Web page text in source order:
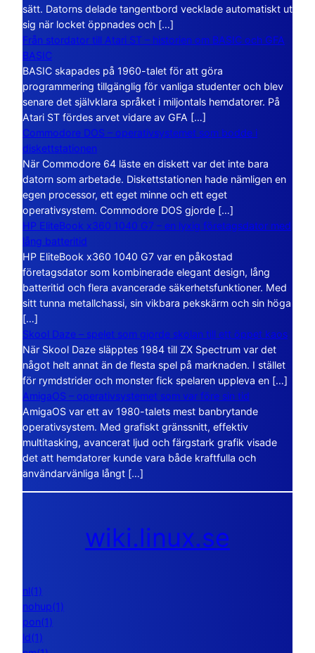
sätt. Datorns delade tangentbord vecklade automatiskt ut
sig när locket öppnades och […]
Från stordator till Atari ST – historien om BASIC och GFA
BASIC
BASIC skapades på 1960-talet för att göra
programmering tillgänglig för vanliga studenter och blev
senare det självklara språket i miljontals hemdatorer. På
Atari ST fördes arvet vidare av GFA […]
Commodore DOS – operativsystemet som bodde i
diskettstationen
När Commodore 64 läste en diskett var det inte bara
datorn som arbetade. Diskettstationen hade nämligen en
egen processor, ett eget minne och ett eget
operativsystem. Commodore DOS gjorde […]
HP EliteBook x360 1040 G7 – en lyxig företagsdator med
lång batteritid
HP EliteBook x360 1040 G7 var en påkostad
företagsdator som kombinerade elegant design, lång
batteritid och flera avancerade säkerhetsfunktioner. Med
sitt tunna metallchassi, sin vikbara pekskärm och sin höga
[…]
Skool Daze – spelet som gjorde skolan till ett öppet kaos
När Skool Daze släpptes 1984 till ZX Spectrum var det
något helt annat än de flesta spel på marknaden. I stället
för rymdstrider och monster fick spelaren uppleva en […]
AmigaOS – operativsystemet som var före sin tid
AmigaOS var ett av 1980-talets mest banbrytande
operativsystem. Med grafiskt gränssnitt, effektiv
multitasking, avancerat ljud och färgstark grafik visade
det att hemdatorer kunde vara både kraftfulla och
användarvänliga långt […]
wiki.linux.se
nl(1)
nohup(1)
pon(1)
ld(1)